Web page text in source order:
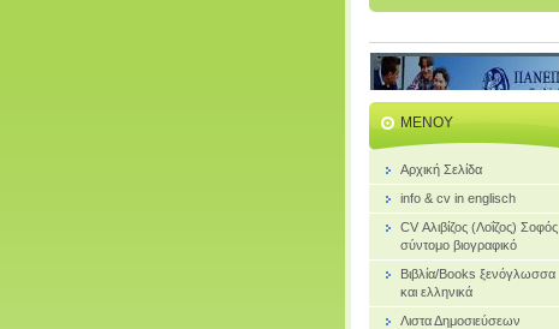
ΜΕΝΟΎ
Αρχική Σελίδα
info & cv in englisch
CV Αλιβίζος (Λοΐζος) Σοφός
σύντομο βιογραφικό
Bιβλία/Books ξενόγλωσσα
και ελληνικά
Λιστα Δημοσιεύσεων